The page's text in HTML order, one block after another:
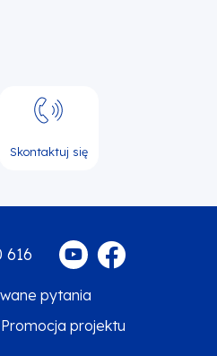
Skontaktuj się
616
pytania
Promocja projektu